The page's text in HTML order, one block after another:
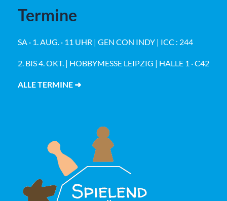
Termine
SA · 1. AUG. · 11 UHR | GEN CON INDY | ICC : 244
2. BIS 4. OKT. | HOBBYMESSE LEIPZIG | HALLE 1 · C42
ALLE TERMINE ➜